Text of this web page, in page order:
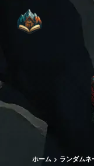
ホーム ランダム